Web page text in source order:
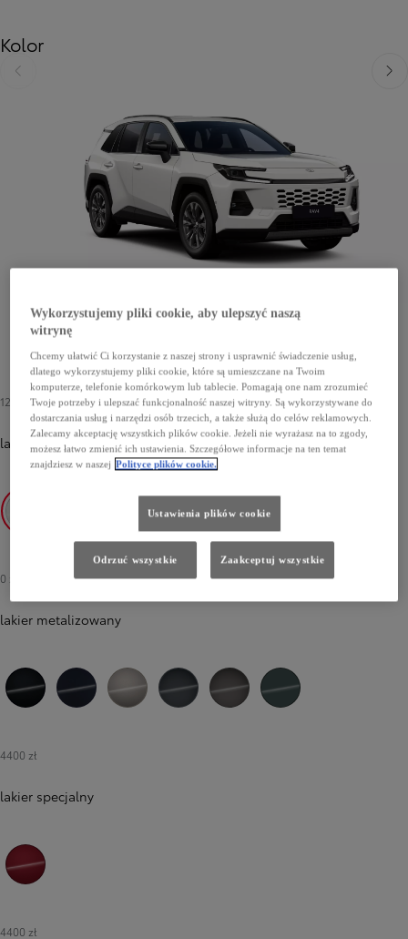
Kolor
Poprzedni
1200 zł
lakier podstawowy-040 Pure White 1200 zł
0 zł
lakier metalizowany
4400 zł
lakier specjalny
4400 zł
Wykorzystujemy pliki cookie, aby ulepszyć naszą
witrynę
Chcemy ułatwić Ci korzystanie z naszej strony i usprawnić świadczenie usług,
dlatego wykorzystujemy pliki cookie, które są umieszczane na Twoim
komputerze, telefonie komórkowym lub tablecie. Pomagają one nam zrozumieć
Twoje potrzeby i ulepszać funkcjonalność naszej witryny. Są wykorzystywane do
dostarczania usług i narzędzi osób trzecich, a także służą do celów reklamowych.
Zalecamy akceptację wszystkich plików cookie. Jeżeli nie wyrażasz na to zgody,
możesz łatwo zmienić ich ustawienia. Szczegółowe informacje na ten temat
znajdziesz w naszej Polityce plików cookie.
Ustawienia plików cookie
Odrzuć wszystkie Zaakceptuj wszystkie